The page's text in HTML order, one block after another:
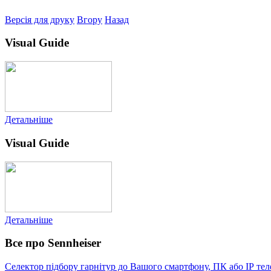
Версія для друку Вгору Назад
Visual Guide
Детальніше
Visual Guide
Детальніше
Все про Sennheiser
Селектор підбору гарнітур до Вашого смартфону, ПК або IP